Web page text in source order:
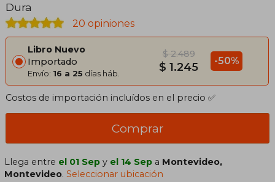
Dura
20 opiniones
Libro Nuevo
Importado
Envío: 16 a 25 días háb.
$ 2.489
$ 1.245 -50%
Costos de importación incluídos en el precio ✅
Comprar
Llega entre el 01 Sep y el 14 Sep a Montevideo,
Montevideo.Seleccionar ubicación